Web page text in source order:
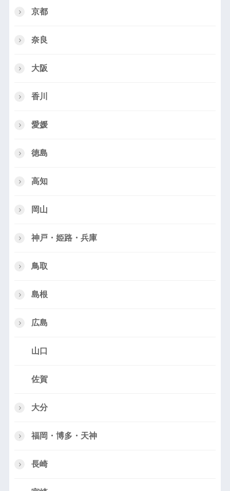
京都
奈良
大阪
香川
愛媛
徳島
高知
岡山
神戸・姫路・兵庫
鳥取
島根
広島
山口
佐賀
大分
福岡・博多・天神
長崎